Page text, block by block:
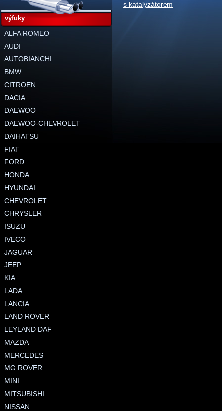
s katalyzátorem
výfuky
ALFA ROMEO
AUDI
AUTOBIANCHI
BMW
CITROEN
DACIA
DAEWOO
DAEWOO-CHEVROLET
DAIHATSU
FIAT
FORD
HONDA
HYUNDAI
CHEVROLET
CHRYSLER
ISUZU
IVECO
JAGUAR
JEEP
KIA
LADA
LANCIA
LAND ROVER
LEYLAND DAF
MAZDA
MERCEDES
MG ROVER
MINI
MITSUBISHI
NISSAN